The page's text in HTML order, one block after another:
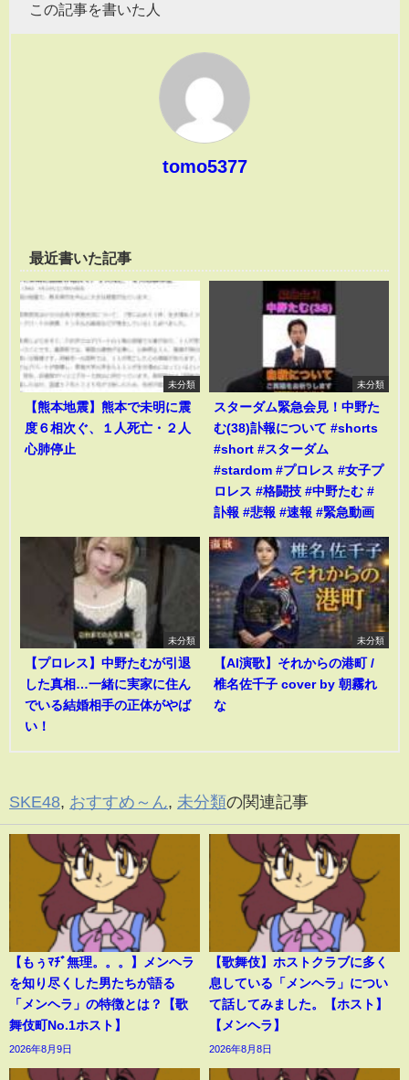
この記事を書いた人
tomo5377
最近書いた記事
未分類
【熊本地震】熊本で未明に震
度６相次ぐ、１人死亡・２人
心肺停止
未分類
スターダム緊急会見！中野た
む(38)訃報について #shorts
#short #スターダム
#stardom #プロレス #女子プ
ロレス #格闘技 #中野たむ #
訃報 #悲報 #速報 #緊急動画
未分類
【プロレス】中野たむが引退
した真相…一緒に実家に住ん
でいる結婚相手の正体がやば
い！
未分類
【AI演歌】それからの港町 /
椎名佐千子 cover by 朝霧れ
な
SKE48, おすすめ～ん, 未分類の関連記事
【もぅﾏﾁﾞ無理。。。】メンヘラ
を知り尽くした男たちが語る
「メンヘラ」の特徴とは？【歌
舞伎町No.1ホスト】
2026年8月9日
【歌舞伎】ホストクラブに多く
息している「メンヘラ」につい
て話してみました。【ホスト】
【メンヘラ】
2026年8月8日